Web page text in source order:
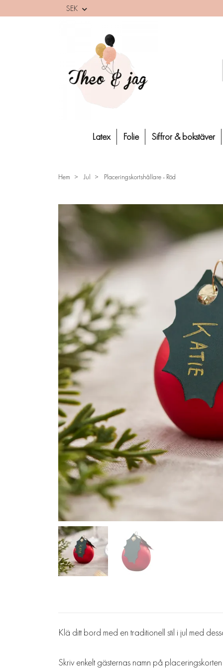
SEK
Latex Folie Siffror & bokstäver
Hem Jul Placeringskortshållare - Röd
Klä ditt bord med en traditionell stil i jul med
Skriv enkelt gästernas namn på